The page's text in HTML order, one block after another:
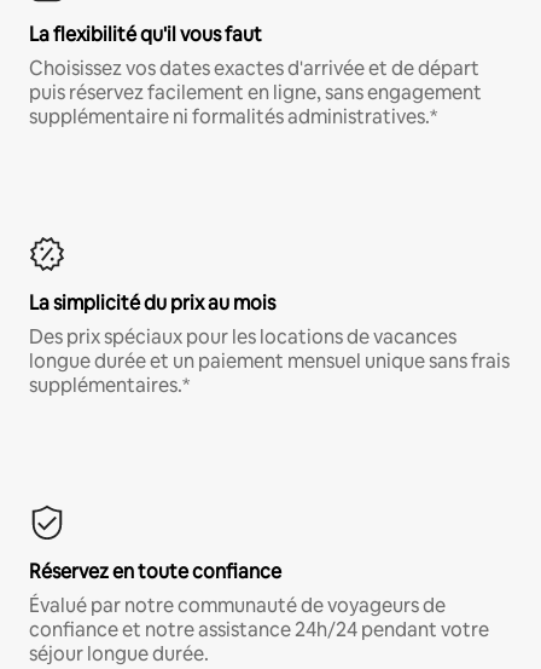
La flexibilité qu'il vous faut
Choisissez vos dates exactes d'arrivée et de départ
puis réservez facilement en ligne, sans engagement
supplémentaire ni formalités administratives.*
La simplicité du prix au mois
Des prix spéciaux pour les locations de vacances
longue durée et un paiement mensuel unique sans frais
supplémentaires.*
Réservez en toute confiance
Évalué par notre communauté de voyageurs de
confiance et notre assistance 24h/24 pendant votre
séjour longue durée.